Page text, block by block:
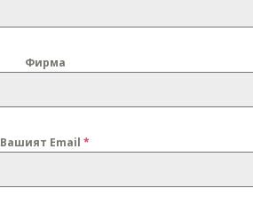
Фирма
Вашият Email *